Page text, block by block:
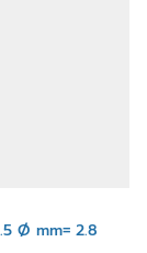
Ø mm= 2.8